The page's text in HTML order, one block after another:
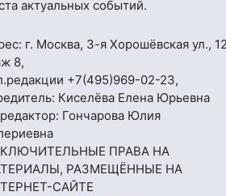
актуальных событий.
г. Москва, 3-я Хорошёвская ул.,
8,
+7(495)969-02-23,
Киселёва Елена Юрьевна
Гончарова Юлия
ПРАВА НА
РАЗМЕЩЁННЫЕ НА
САЙТЕ